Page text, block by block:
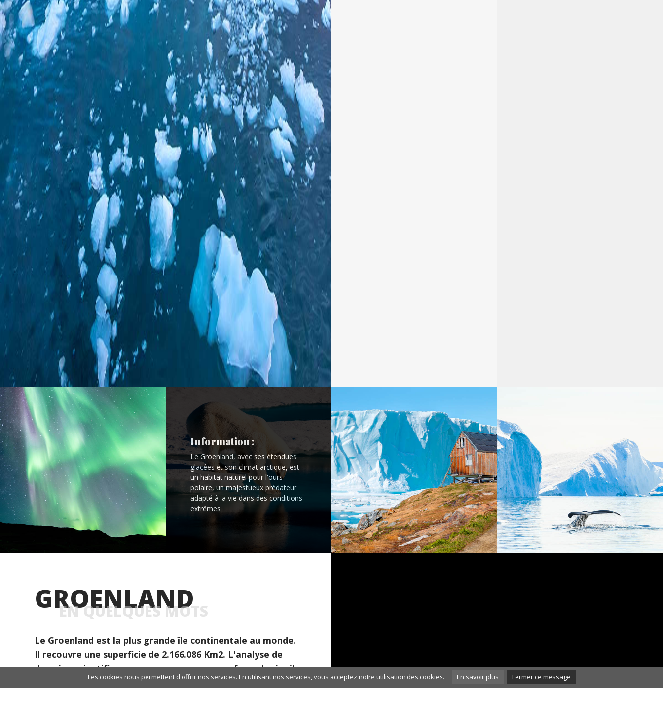
Information :
Le Groenland, avec ses étendues
glacées et son climat arctique, est
un habitat naturel pour l'ours
polaire, un majestueux prédateur
adapté à la vie dans des conditions
extrêmes.
GROENLAND
EN QUELQUES MOTS
Le Groenland est la plus grande île continentale au monde.
Il recouvre une superficie de 2.166.086 Km2. L'analyse de
données scientifiques avance que sous sa surface glacée, il
est en fait décomposé en trois îles, regroupées dans leurs
Les cookies nous permettent d'offrir nos services. En utilisant nos services, vous acceptez notre utilisation des cookies. En savoir plus Fermer ce message